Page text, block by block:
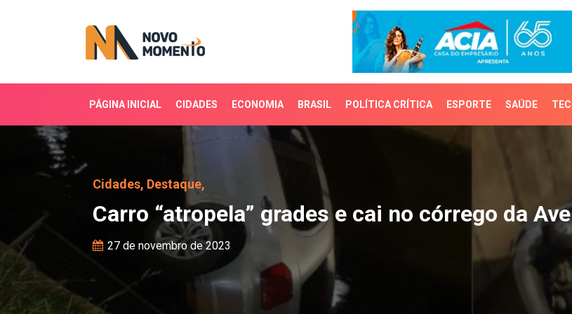
PÁGINA INICIAL CIDADES ECONOMIA BRASIL POLÍTICA CRÍTICA ESPORTE SAÚDE
Carro “atropela” grades e cai no córrego da
Cidades, Destaque,
Carro “atropela” grades e cai no córrego da
27 de novembro de 2023